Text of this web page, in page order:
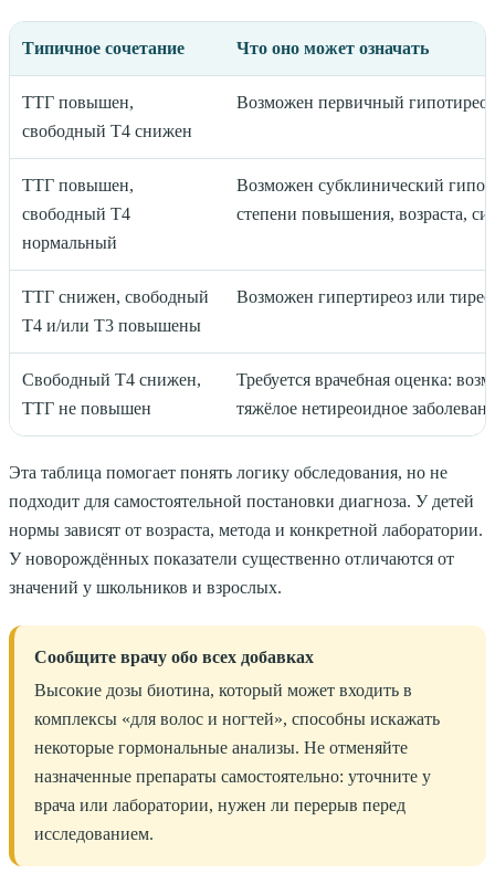
Типичное сочетание Что оно может означать
ТТГ повышен,
свободный Т4 снижен
Возможен первичный гипотиреоз
ТТГ повышен,
свободный Т4
нормальный
Возможен субклинический
степени повышения, возраста,
ТТГ снижен, свободный
Т4 и/или Т3 повышены
Возможен гипертиреоз или
Свободный Т4 снижен,
ТТГ не повышен
Требуется врачебная оценка:
тяжёлое нетиреоидное
Эта таблица помогает понять логику обследования, но не
подходит для самостоятельной постановки диагноза. У детей
нормы зависят от возраста, метода и конкретной лаборатории.
У новорождённых показатели существенно отличаются от
значений у школьников и взрослых.
Сообщите врачу обо всех добавках
Высокие дозы биотина, который может входить в
комплексы «для волос и ногтей», способны искажать
некоторые гормональные анализы. Не отменяйте
назначенные препараты самостоятельно: уточните у
врача или лаборатории, нужен ли перерыв перед
исследованием.